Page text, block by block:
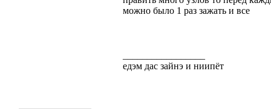
можно было 1 раз зажать и все
едэм дас зайнэ и ниипёт